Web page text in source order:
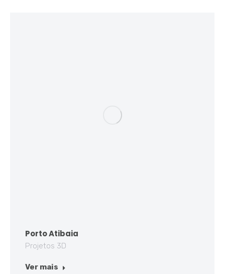
Porto Atibaia
Projetos 3D
Ver mais